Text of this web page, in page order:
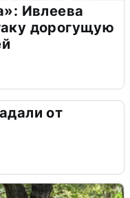
Ивлеева
дорогущую
от